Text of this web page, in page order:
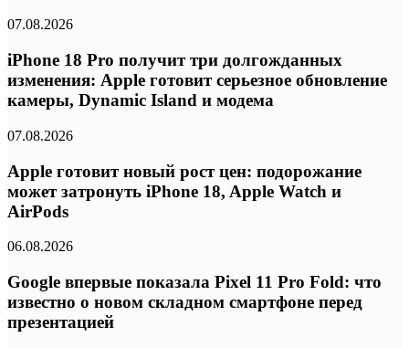
07.08.2026
iPhone 18 Pro получит три долгожданных
изменения: Apple готовит серьезное обновление
камеры, Dynamic Island и модема
07.08.2026
Apple готовит новый рост цен: подорожание
может затронуть iPhone 18, Apple Watch и
AirPods
06.08.2026
Google впервые показала Pixel 11 Pro Fold: что
известно о новом складном смартфоне перед
презентацией